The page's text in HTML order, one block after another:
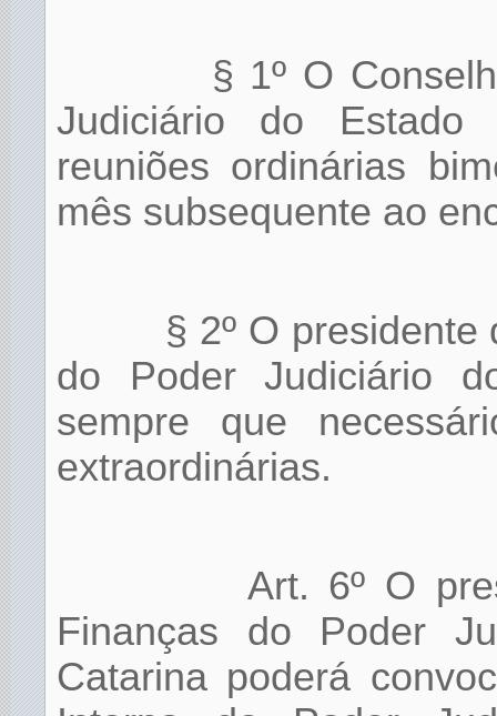
§ 1º O
Judiciário do Estado
reuniões ordinárias
mês subsequente ao
§ 2º O
do Poder Judiciário
sempre que
extraordinárias.
Art. 6º O
Finanças do Poder
Catarina poderá